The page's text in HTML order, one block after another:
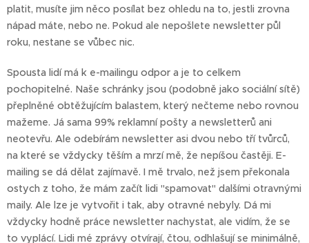
platit, musíte jim něco posílat bez ohledu na to, jestli zrovna
nápad máte, nebo ne. Pokud ale nepošlete newsletter půl
roku, nestane se vůbec nic.
Spousta lidí má k e-mailingu odpor a je to celkem
pochopitelné. Naše schránky jsou (podobně jako sociální sítě)
přeplněné obtěžujícím balastem, který nečteme nebo rovnou
mažeme. Já sama 99% reklamní pošty a newsletterů ani
neotevřu. Ale odebírám newsletter asi dvou nebo tří tvůrců,
na které se vždycky těším a mrzí mě, že nepíšou častěji. E-
mailing se dá dělat zajímavě. I mě trvalo, než jsem překonala
ostych z toho, že mám začít lidi "spamovat" dalšími otravnými
maily. Ale lze je vytvořit i tak, aby otravné nebyly. Dá mi
vždycky hodně práce newsletter nachystat, ale vidím, že se
to vyplácí. Lidi mé zprávy otvírají, čtou, odhlašují se minimálně,